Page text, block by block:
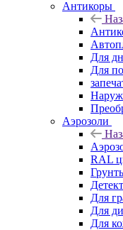
Антикоры
Для
Для
Аэрозоли
RAL
Для
Для
Для